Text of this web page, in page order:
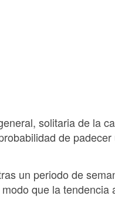
solitaria de la
de
un periodo de
que la